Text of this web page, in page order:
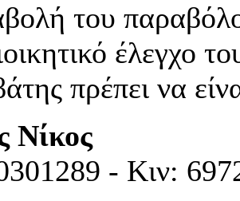
του
έλεγχο
πρέπει να
Νίκος
- Κιν: